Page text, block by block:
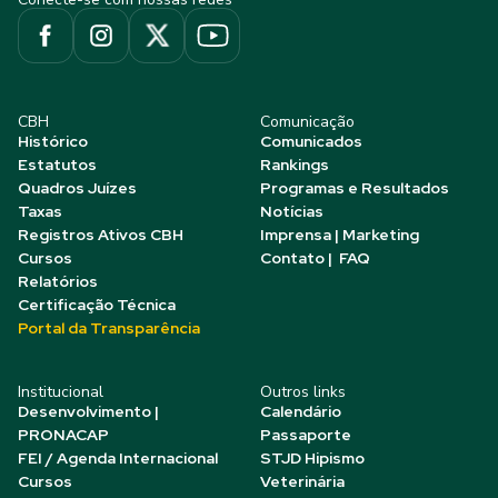
CBH
Histórico
Estatutos
Quadros Juízes
Taxas
Registros Ativos CBH
Cursos
Relatórios
Certificação Técnica
Portal da Transparência
Comunicação
Comunicados
Rankings
Programas e Resultados
Notícias
Imprensa | Marketing
Contato | FAQ
Institucional
Desenvolvimento |
PRONACAP
FEI / Agenda Internacional
Cursos
Outros links
Calendário
Passaporte
STJD Hipismo
Veterinária